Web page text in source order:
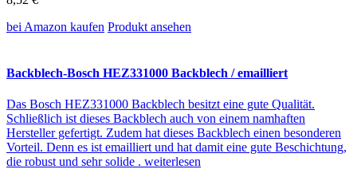
bei Amazon kaufen Produkt ansehen
Backblech-Bosch HEZ331000 Backblech / emailliert
Das Bosch HEZ331000 Backblech besitzt eine gute Qualität.
Schließlich ist dieses Backblech auch von einem namhaften
Hersteller gefertigt. Zudem hat dieses Backblech einen besonderen
Vorteil. Denn es ist emailliert und hat damit eine gute Beschichtung,
die robust und sehr solide . weiterlesen